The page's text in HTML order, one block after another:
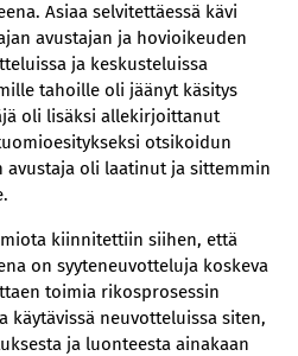
Asiaa selvitettäessä kävi
avustajan ja hovioikeuden
ja keskusteluissa
tahoille oli jäänyt käsitys
oli lisäksi allekirjoittanut
otsikoidun
avustaja oli laatinut ja sittemmin
kiinnitettiin siihen, että
on syyteneuvotteluja koskeva
toimia rikosprosessin
käytävissä neuvotteluissa siten,
ja luonteesta ainakaan